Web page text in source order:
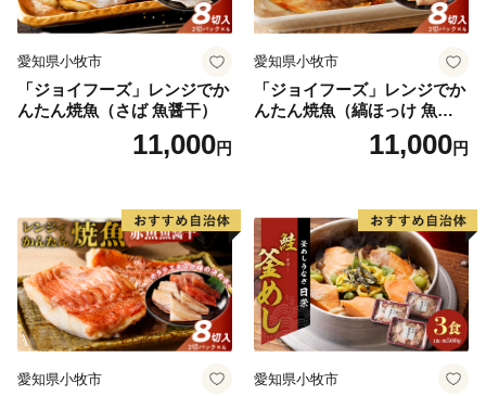
品とは別に郵送をしております。
愛知県小牧市
「ジョイフーズ」レンジでか
んたん焼魚（さば 魚醤干）
11,000円
愛知県小牧市
「ジョイフーズ」レンジでか
んたん焼魚（縞ほっけ 魚醤
11,000円
愛知県小牧市 愛知県小牧市